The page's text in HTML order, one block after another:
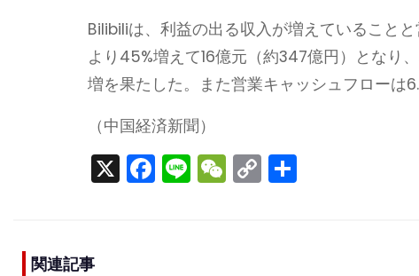
Bilibiliは、利益の出る収入が増えていること
より45%増えて16億元（約347億円）となり
増を果たした。また営業キャッシュフローは
（中国経済新聞）
X F
a
Li
n
W
e
C
o
関連記事